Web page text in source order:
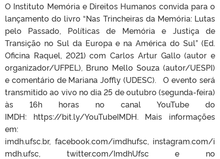
O Instituto Memória e Direitos Humanos convida para o
lançamento do livro “Nas Trincheiras da Memória: Lutas
pelo Passado, Políticas de Memória e Justiça de
Transição no Sul da Europa e na América do Sul” (Ed.
Oficina Raquel, 2021) com Carlos Artur Gallo (autor e
organizador/UFPEL), Bruno Mello Souza (autor/UESPI)
e comentário de Mariana Joffly (UDESC). O evento será
transmitido ao vivo no dia 25 de outubro (segunda-feira)
às 16h horas no canal YouTube do
IMDH: https://bit.ly/YouTubeIMDH. Mais informações
em:
imdh.ufsc.br, facebook.com/imdhufsc, instagram.com/i
mdh.ufsc, twitter.com/ImdhUfsc e no